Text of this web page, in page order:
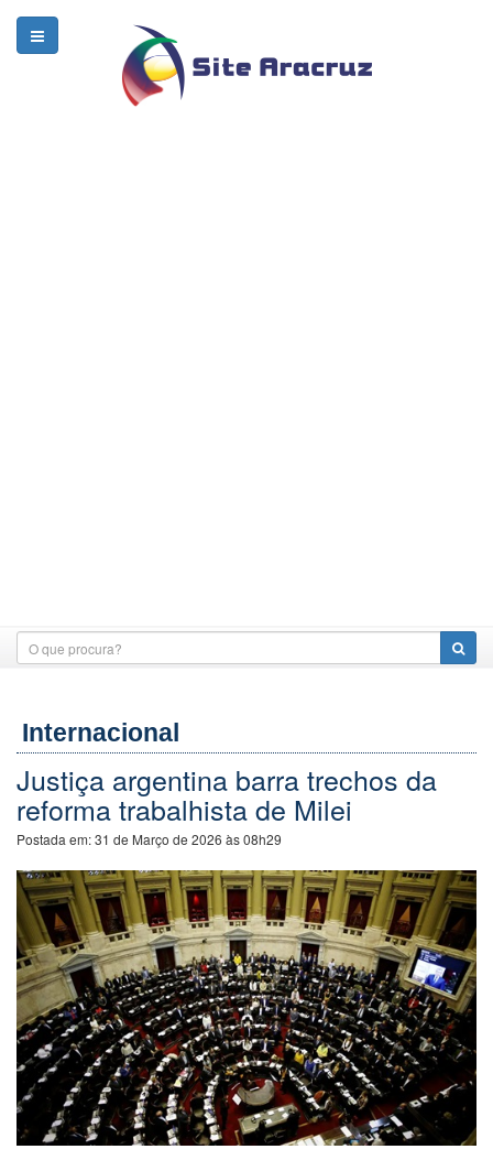
Internacional
Justiça argentina barra trechos da
reforma trabalhista de Milei
Postada em:31 de Março de 2026 às 08h29